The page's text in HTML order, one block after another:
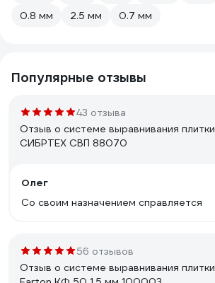
0.8 мм
2.5 мм 0.7 мм
Популярные отзывы
43 отзыва
Отзыв о системе выравнивания плитки
СИБРТЕХ СВП 88070
Олег
Со своим назначением справляется
56 отзывов
Отзыв о системе выравнивания плитки